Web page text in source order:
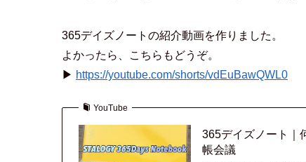
365デイズノートの紹介動画を作りました。
よかったら、こちらもどうぞ。
▶︎ https://youtube.com/shorts/vdEuBawQWL0
YouTube
365デイズノート｜
帳会議